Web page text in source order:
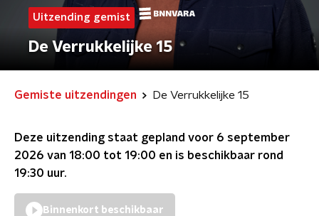
Uitzending gemist
De Verrukkelijke 15
Gemiste uitzendingen De Verrukkelijke 15
Deze uitzending staat gepland voor 6 september
2026 van 18:00 tot 19:00 en is beschikbaar rond
19:30 uur.
Binnenkort beschikbaar